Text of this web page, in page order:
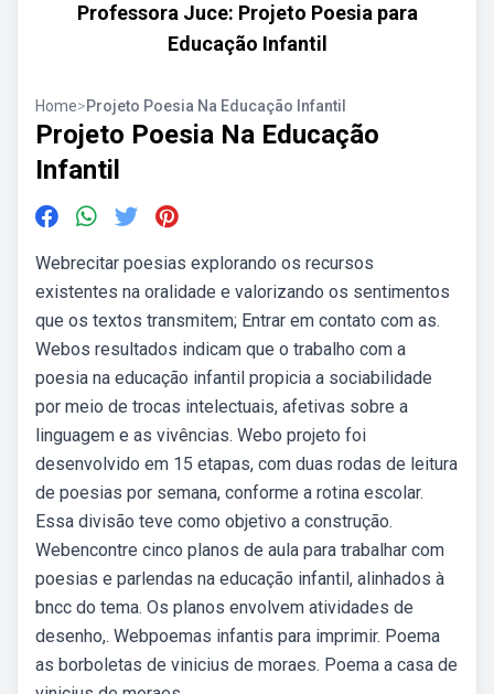
Professora Juce: Projeto Poesia para
Educação Infantil
Home>Projeto Poesia Na Educação Infantil
Projeto Poesia Na Educação
Infantil
Webrecitar poesias explorando os recursos
existentes na oralidade e valorizando os sentimentos
que os textos transmitem; Entrar em contato com as.
Webos resultados indicam que o trabalho com a
poesia na educação infantil propicia a sociabilidade
por meio de trocas intelectuais, afetivas sobre a
linguagem e as vivências. Webo projeto foi
desenvolvido em 15 etapas, com duas rodas de leitura
de poesias por semana, conforme a rotina escolar.
Essa divisão teve como objetivo a construção.
Webencontre cinco planos de aula para trabalhar com
poesias e parlendas na educação infantil, alinhados à
bncc do tema. Os planos envolvem atividades de
desenho,. Webpoemas infantis para imprimir. Poema
as borboletas de vinicius de moraes. Poema a casa de